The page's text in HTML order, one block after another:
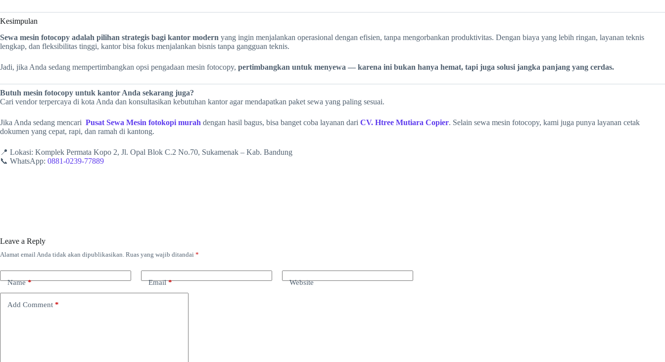
Kesimpulan
Sewa mesin fotocopy adalah pilihan strategis bagi kantor modern yang ingin menjalankan operasional dengan efisien, tanpa mengorbankan produktivitas. Dengan biaya yang lebih ringan, layanan teknis
lengkap, dan fleksibilitas tinggi, kantor bisa fokus menjalankan bisnis tanpa gangguan teknis.
Jadi, jika Anda sedang mempertimbangkan opsi pengadaan mesin fotocopy, pertimbangkan untuk menyewa — karena ini bukan hanya hemat, tapi juga solusi jangka panjang yang cerdas.
Butuh mesin fotocopy untuk kantor Anda sekarang juga?
Cari vendor terpercaya di kota Anda dan konsultasikan kebutuhan kantor agar mendapatkan paket sewa yang paling sesuai.
Jika Anda sedang mencari Pusat Sewa Mesin fotokopi murah dengan hasil bagus, bisa banget coba layanan dari CV. Htree Mutiara Copier. Selain sewa mesin fotocopy, kami juga punya layanan cetak
dokumen yang cepat, rapi, dan ramah di kantong.
📍 Lokasi: Komplek Permata Kopo 2, Jl. Opal Blok C.2 No.70, Sukamenak – Kab. Bandung
📞 WhatsApp: 0881-0239-77889
Leave a Reply
Alamat email Anda tidak akan dipublikasikan. Ruas yang wajib ditandai *
Name* Email* Website
Add Comment *